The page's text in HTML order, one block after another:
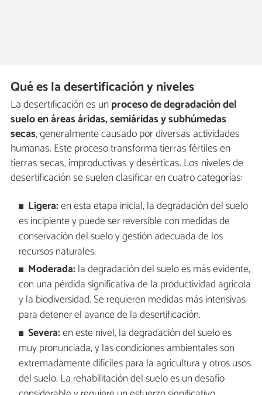
Qué es la desertificación y niveles
La desertificación es unproceso de degradación del
suelo en áreas áridas, semiáridas y subhúmedas
secas, generalmente causado por diversas actividades
humanas. Este proceso transforma tierras fértiles en
tierras secas, improductivas y desérticas. Los niveles de
desertificación se suelen clasificar en cuatro categorías:
Ligera:en esta etapa inicial, la degradación del suelo
es incipiente y puede ser reversible con medidas de
conservación del suelo y gestión adecuada de los
recursos naturales.
Moderada: la degradación del suelo es más evidente,
con una pérdida significativa de la productividad agrícola
y la biodiversidad. Se requieren medidas más intensivas
para detener el avance de la desertificación.
Severa:en este nivel, la degradación del suelo es
muy pronunciada, y las condiciones ambientales son
extremadamente difíciles para la agricultura y otros usos
del suelo. La rehabilitación del suelo es un desafío